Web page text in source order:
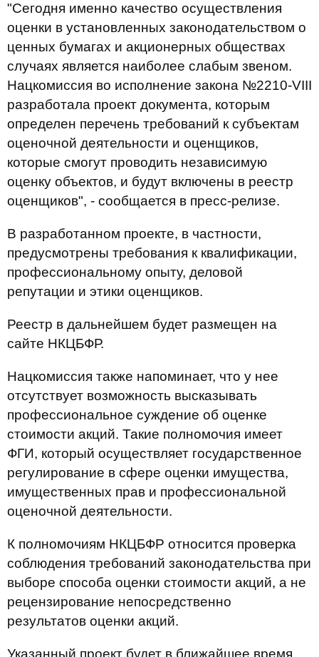
"Сегодня именно качество осуществления
оценки в установленных законодательством о
ценных бумагах и акционерных обществах
случаях является наиболее слабым звеном.
Нацкомиссия во исполнение закона №2210-VIII
разработала проект документа, которым
определен перечень требований к субъектам
оценочной деятельности и оценщиков,
которые смогут проводить независимую
оценку объектов, и будут включены в реестр
оценщиков", - сообщается в пресс-релизе.
В разработанном проекте, в частности,
предусмотрены требования к квалификации,
профессиональному опыту, деловой
репутации и этики оценщиков.
Реестр в дальнейшем будет размещен на
сайте НКЦБФР.
Нацкомиссия также напоминает, что у нее
отсутствует возможность высказывать
профессиональное суждение об оценке
стоимости акций. Такие полномочия имеет
ФГИ, который осуществляет государственное
регулирование в сфере оценки имущества,
имущественных прав и профессиональной
оценочной деятельности.
К полномочиям НКЦБФР относится проверка
соблюдения требований законодательства при
выборе способа оценки стоимости акций, а не
рецензирование непосредственно
результатов оценки акций.
Указанный проект будет в ближайшее время